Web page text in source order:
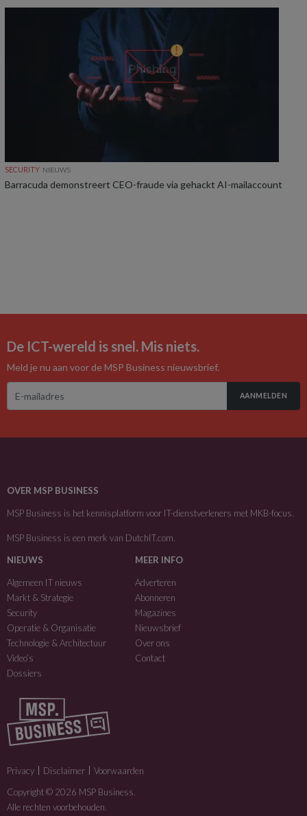
SECURITY NIEUWS
Barracuda demonstreert CEO-fraude via gehackt AI-mailaccount
De ICT-wereld is snel. Mis niets.
Meld je nu aan voor de MSP Business nieuwsbrief.
AANMELDEN
OVER MSP BUSINESS
MSP Business is het kennisplatform voor IT-dienstverleners met MKB-focus.
MSP Business is een merk van DutchIT.com.
NIEUWS
Algemeen IT nieuws
Markt & Strategie
Security
Operatie & Organisatie
Technologie & Architectuur
Video’s
Dossiers
MEER INFO
Adverteren
Abonneren
Magazines
Nieuwsbrief
Over ons
Contact
Privacy Disclaimer
Voorwaarden
Copyright © 2026 MSP Business.
Alle rechten voorbehouden.